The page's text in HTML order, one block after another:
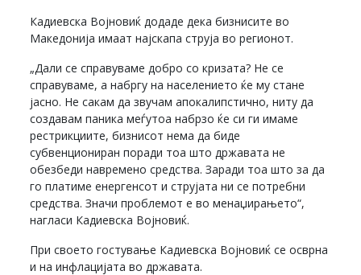
Кадиевска Војновиќ додаде дека бизнисите во
Македонија имаат најскапа струја во регионот.
„Дали се справуваме добро со кризата? Не се
справуваме, а набргу на населението ќе му стане
јасно. Не сакам да звучам апокалипстично, ниту да
создавам паника меѓутоа набрзо ќе си ги имаме
рестрикциите, бизнисот нема да биде
субвенциониран поради тоа што државата не
обезбеди навремено средства. Заради тоа што за да
го платиме енергенсот и струјата ни се потребни
средства. Значи проблемот е во менаџирањето“,
нагласи Кадиевска Војновиќ.
При своето гостување Кадиевска Војновиќ се осврна
и на инфлацијата во државата.